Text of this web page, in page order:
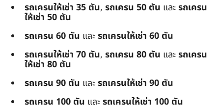
รถเครนให้เช่า 35 ตัน, รถเครน 50 ตัน และรถเครน
ให้เช่า 50 ตัน
รถเครน 60 ตัน และรถเครนให้เช่า 60 ตัน
รถเครนให้เช่า 70 ตัน, รถเครน 80 ตัน และรถเครน
ให้เช่า 80 ตัน
รถเครน 90 ตัน และรถเครนให้เช่า 90 ตัน
รถเครน 100 ตัน และรถเครนให้เช่า 100 ตัน